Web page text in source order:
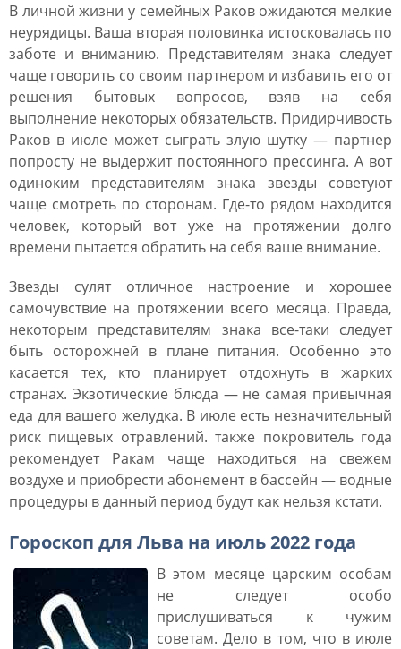
В личной жизни у семейных Раков ожидаются мелкие
неурядицы. Ваша вторая половинка истосковалась по
заботе и вниманию. Представителям знака следует
чаще говорить со своим партнером и избавить его от
решения бытовых вопросов, взяв на себя
выполнение некоторых обязательств. Придирчивость
Раков в июле может сыграть злую шутку ― партнер
попросту не выдержит постоянного прессинга. А вот
одиноким представителям знака звезды советуют
чаще смотреть по сторонам. Где-то рядом находится
человек, который вот уже на протяжении долго
времени пытается обратить на себя ваше внимание.
Звезды сулят отличное настроение и хорошее
самочувствие на протяжении всего месяца. Правда,
некоторым представителям знака все-таки следует
быть осторожней в плане питания. Особенно это
касается тех, кто планирует отдохнуть в жарких
странах. Экзотические блюда ― не самая привычная
еда для вашего желудка. В июле есть незначительный
риск пищевых отравлений. также покровитель года
рекомендует Ракам чаще находиться на свежем
воздухе и приобрести абонемент в бассейн ― водные
процедуры в данный период будут как нельзя кстати.
Гороскоп для Льва на июль 2022 года
В этом месяце царским особам
не следует особо
прислушиваться к чужим
советам. Дело в том, что в июле